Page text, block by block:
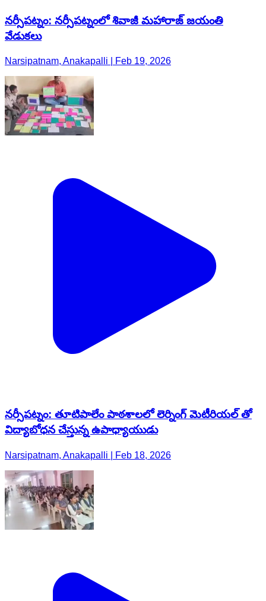
నర్సీపట్నం: నర్సీపట్నంలో శివాజీ మహారాజ్ జయంతి
వేడుకలు
Narsipatnam, Anakapalli | Feb 19, 2026
నర్సీపట్నం: తూటిపాలేం పాఠశాలలో లెర్నింగ్ మెటీరియల్ తో
విద్యాబోధన చేస్తున్న ఉపాధ్యాయుడు
Narsipatnam, Anakapalli | Feb 18, 2026